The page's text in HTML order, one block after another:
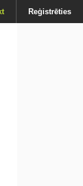
Reģistrēties